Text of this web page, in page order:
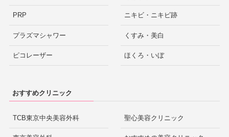
PRP
プラズマシャワー
ピコレーザー
ニキビ・ニキビ跡
くすみ・美白
ほくろ・いぼ
おすすめクリニック
TCB東京中央美容外科 聖心美容クリニック